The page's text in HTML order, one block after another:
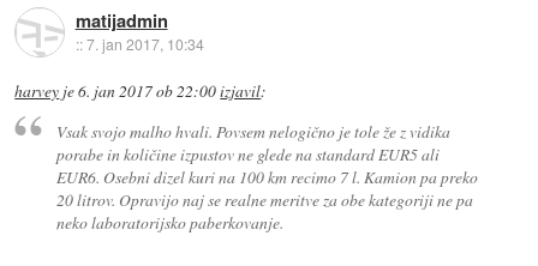
matijadmin
::7. jan 2017, 10:34
harvey je6. jan 2017 ob 22:00izjavil:
Vsak svojo malho hvali. Povsem nelogično je tole že z vidika
porabe in količine izpustov ne glede na standard EUR5 ali
EUR6. Osebni dizel kuri na 100 km recimo 7 l. Kamion pa preko
20 litrov. Opravijo naj se realne meritve za obe kategoriji ne pa
neko laboratorijsko paberkovanje.